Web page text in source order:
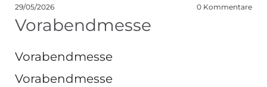
29/05/2026 0 Kommentare
Vorabendmesse
Vorabendmesse
Vorabendmesse